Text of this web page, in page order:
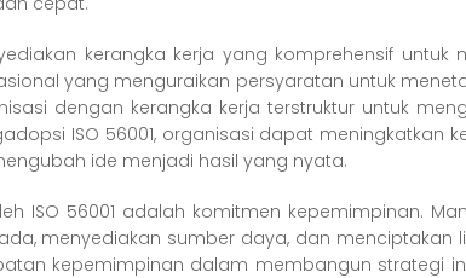
kerangka kerja yang komprehensif
yang menguraikan persyaratan untuk
dengan kerangka kerja terstruktur untuk
ISO 56001, organisasi dapat
ide menjadi hasil yang nyata.
ISO 56001 adalah komitmen kepemimpinan.
menyediakan sumber daya, dan
kepemimpinan dalam membangun strategi